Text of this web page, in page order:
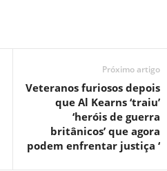
Próximo artigo
Veteranos furiosos depois
que Al Kearns ‘traiu’
‘heróis de guerra
britânicos’ que agora
podem enfrentar justiça ‘